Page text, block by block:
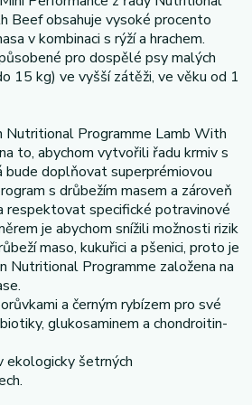
Beef obsahuje vysoké procento
v kombinaci s rýží a hrachem.
pro dospělé psy malých
15 kg) ve vyšší zátěži, ve věku od 1
Nutritional Programme Lamb With
to, abychom vytvořili řadu krmiv s
bude doplňovat superprémiovou
s drůbežím masem a zároveň
respektovat specifické potravinové
je abychom snížili možnosti rizik
maso, kukuřici a pšenici, proto je
Nutritional Programme založena na
a černým rybízem pro své
glukosaminem a chondroitin-
ekologicky šetrných